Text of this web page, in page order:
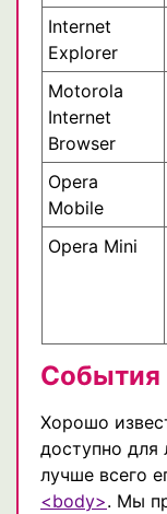
Internet
Explorer
Motorola
Internet
Browser
Opera
Mobile
Opera Mini
События
Хорошо
доступно для
лучше всего
<body>. Мы